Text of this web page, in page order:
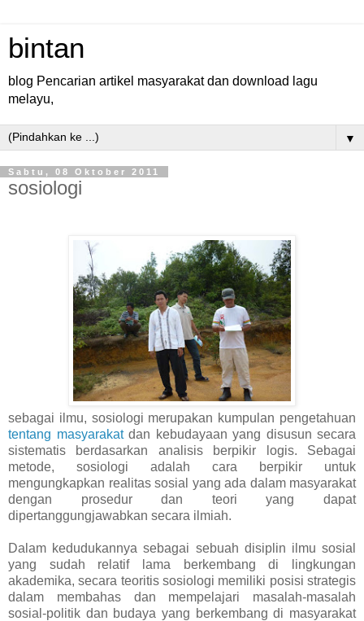
bintan
blog Pencarian artikel masyarakat dan download lagu
melayu,
▼
Sabtu, 08 Oktober 2011
sosiologi
sebagai ilmu, sosiologi merupakan kumpulan pengetahuan
tentang masyarakatdan kebudayaan yang disusun secara
sistematis berdasarkan analisis berpikir logis. Sebagai
metode, sosiologi adalah cara berpikir untuk
mengungkapkan realitas sosial yang ada dalam masyarakat
dengan prosedur dan teori yang dapat
dipertanggungjawabkan secara ilmiah.
Dalam kedudukannya sebagai sebuah disiplin ilmu sosial
yang sudah relatif lama berkembang di lingkungan
akademika, secara teoritis sosiologi memiliki posisi strategis
dalam membahas dan mempelajari masalah-masalah
sosial-politik dan budaya yang berkembang di masyarakat